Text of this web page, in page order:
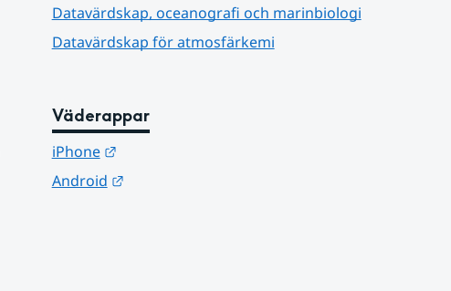
Datavärdskap, oceanografi och marinbiologi
Datavärdskap för atmosfärkemi
Väderappar
iPhone
Länk till annan webbplats.
Android
Länk till annan webbplats.